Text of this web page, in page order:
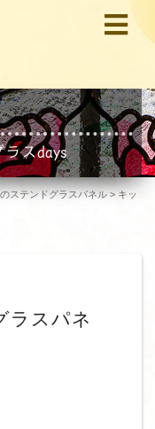
スdays
ステンドグラスパネル > キッ
ラスパネ